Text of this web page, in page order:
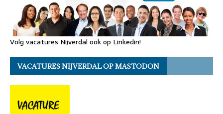
Volg vacatures Nijverdal ook op Linkedin!
VACATURES NIJVERDAL OP MASTODON